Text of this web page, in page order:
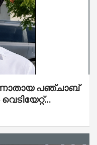
പഞ്ചാബ്